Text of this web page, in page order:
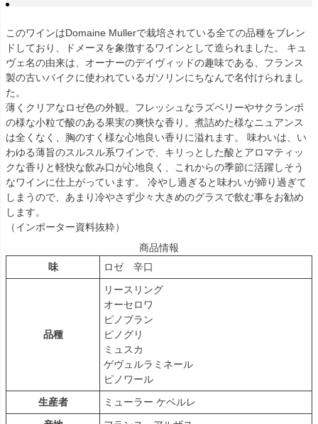
このワインはDomaine Mullerで栽培されている全ての品種をブレン
ドしており、ドメーヌを象徴するワインとして造られました。 キュ
ヴェ名の由来は、オーナーのデイヴィッドの趣味である、フランス
製の古いバイクに使われているガソリンにちなんで名付けられまし
た。
薄くクリアなロゼ色の外観。フレッシュなラズベリーやサクランボ
の様な小粒で酸のある果実の爽快な香り。煮詰めた様なニュアンス
は全くなく、胸のすく様な心地良い香りに溢れます。 味わいは、い
わゆる薄旨のスルスル系ワインで、キリっとした酸とアロマティッ
クな香りと軽快な飲み口が心地良く、これからの季節に活躍しそう
なワインに仕上がっています。 冷やし過ぎると味わいが締り過ぎて
しまうので、あまり冷やさず少々大きめのグラスで飲む事をお勧め
します。
（インポーター資料抜粋）
商品情報
味
ロゼ 辛口
品種
リースリング
オーセロワ
ピノブラン
ピノグリ
ミュスカ
ゲヴュルラミネール
ピノワール
生産者
ミューラー ケベルレ